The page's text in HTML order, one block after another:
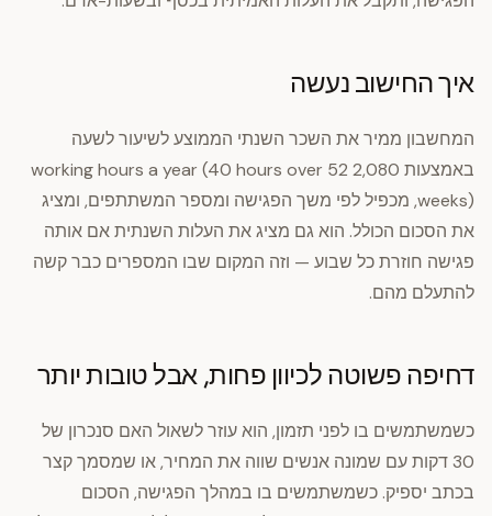
איך החישוב נעשה
המחשבון ממיר את השכר השנתי הממוצע לשיעור לשעה
באמצעות 2,080 working hours a year (40 hours over 52
weeks), מכפיל לפי משך הפגישה ומספר המשתתפים, ומציג
את הסכום הכולל. הוא גם מציג את העלות השנתית אם אותה
פגישה חוזרת כל שבוע — וזה המקום שבו המספרים כבר קשה
להתעלם מהם.
דחיפה פשוטה לכיוון פחות, אבל טובות יותר
כשמשתמשים בו לפני תזמון, הוא עוזר לשאול האם סנכרון של
30 דקות עם שמונה אנשים שווה את המחיר, או שמסמך קצר
בכתב יספיק. כשמשתמשים בו במהלך הפגישה, הסכום